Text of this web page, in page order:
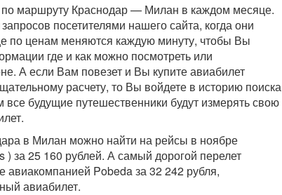
маршруту Краснодар — Милан в каждом месяце.
посетителями нашего сайта, когда они
по ценам меняются каждую минуту, чтобы Вы
где и как можно посмотреть или
А если Вам повезет и Вы купите авиабилет
расчету, то Вы войдете в историю поиска
будущие путешественники будут измерять свою
в Милан можно найти на рейсы в ноябре
за 25 160 рублей. А самый дорогой перелет
Pobeda за 32 242 рубля,
авиабилет.